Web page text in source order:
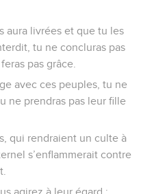
aura livrées et que tu les
tu ne concluras pas
pas grâce.
avec ces peuples, tu ne
ne prendras pas leur fille
qui rendraient un culte à
s’enflammerait contre
agirez à leur égard :